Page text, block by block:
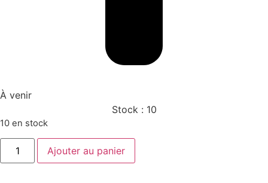
À venir
Stock : 10
10 en stock
quantité
NABUCCO
Ajouter au panier